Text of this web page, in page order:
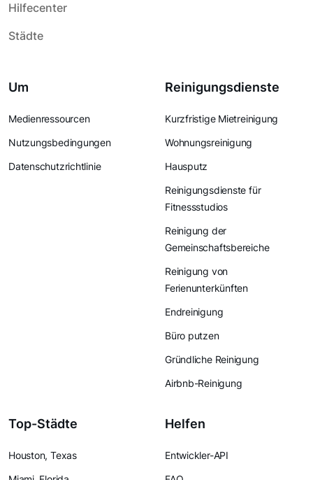
Hilfecenter
Städte
Um
Medienressourcen
Nutzungsbedingungen
Datenschutzrichtlinie
Reinigungsdienste
Kurzfristige Mietreinigung
Wohnungsreinigung
Hausputz
Reinigungsdienste für
Fitnessstudios
Reinigung der
Gemeinschaftsbereiche
Reinigung von
Ferienunterkünften
Endreinigung
Büro putzen
Gründliche Reinigung
Airbnb-Reinigung
Top-Städte
Houston, Texas
Helfen
Entwickler-API